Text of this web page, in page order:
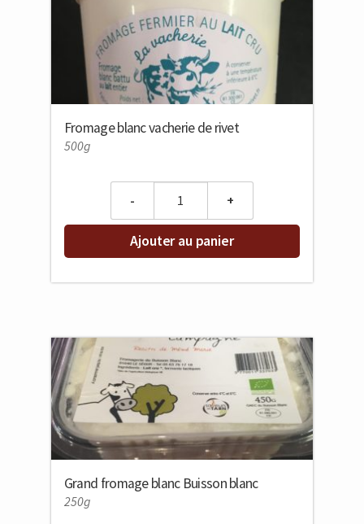
Fromage blanc vacherie de rivet
500g
Ajouter au panier
Grand fromage blanc Buisson blanc
250g